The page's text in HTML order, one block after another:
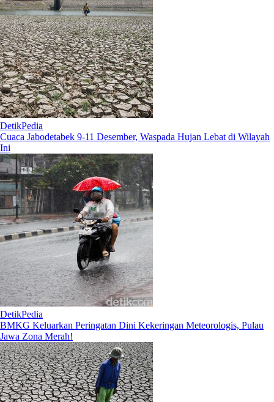
DetikPedia
Cuaca Jabodetabek 9-11 Desember, Waspada Hujan Lebat di Wilayah
Ini
DetikPedia
BMKG Keluarkan Peringatan Dini Kekeringan Meteorologis, Pulau
Jawa Zona Merah!